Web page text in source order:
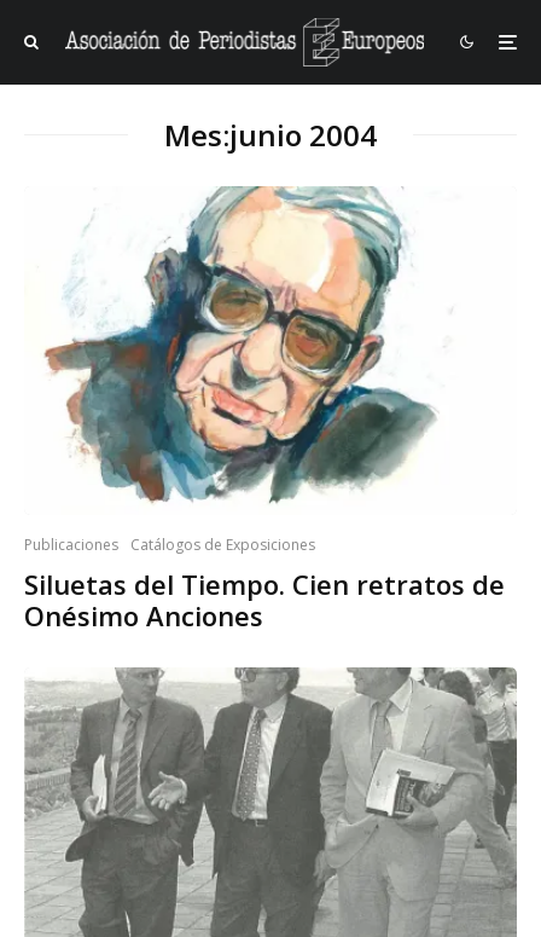
Mes:junio 2004
Publicaciones Catálogos de Exposiciones
Siluetas del Tiempo. Cien retratos de
Onésimo Anciones